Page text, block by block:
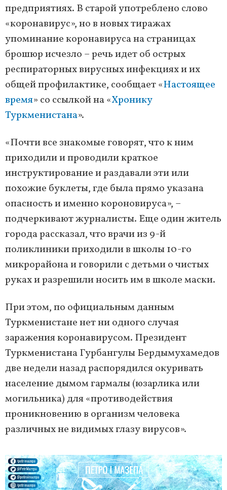
предприятиях. В старой употреблено слово
«коронавирус», но в новых тиражах
упоминание коронавируса на страницах
брошюр исчезло – речь идет об острых
респираторных вирусных инфекциях и их
общей профилактике, сообщает «Настоящее
время» со ссылкой на «Хронику
Туркменистана».
«Почти все знакомые говорят, что к ним
приходили и проводили краткое
инструктирование и раздавали эти или
похожие буклеты, где была прямо указана
опасность и именно короновируса», –
подчеркивают журналисты. Еще один житель
города рассказал, что врачи из 9-й
поликлиники приходили в школы 10-го
микрорайона и говорили с детьми о чистых
руках и разрешили носить им в школе маски.
При этом, по официальным данным
Туркменистане нет ни одного случая
заражения коронавирусом. Президент
Туркменистана Гурбангулы Бердымухамедов
две недели назад распорядился окуривать
население дымом гармалы (юзарлика или
могильника) для «противодействия
проникновению в организм человека
различных не видимых глазу вирусов».